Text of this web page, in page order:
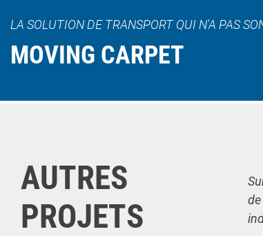
LA SOLUTION DE TRANSPORT QUI N'A PAS
MOVING CARPET
AUTRES
PROJETS